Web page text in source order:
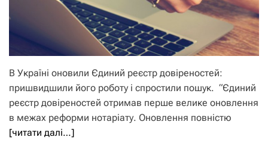
В Україні оновили Єдиний реєстр довіреностей:
пришвидшили його роботу і спростили пошук. “Єдиний
реєстр довіреностей отримав перше велике оновлення
в межах реформи нотаріату. Оновлення повністю
[читати далі…]